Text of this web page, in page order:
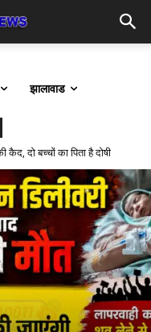
झालावाड
आत्महत्या, कारणों की जांच में जुटी